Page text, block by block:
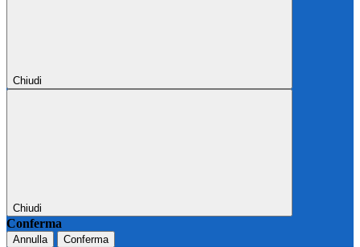
Chiudi
Chiudi
Conferma
Annulla Conferma